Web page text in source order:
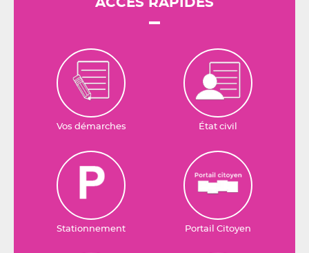
ACCÈS RAPIDES
Vos démarches État civil
Stationnement Portail Citoyen